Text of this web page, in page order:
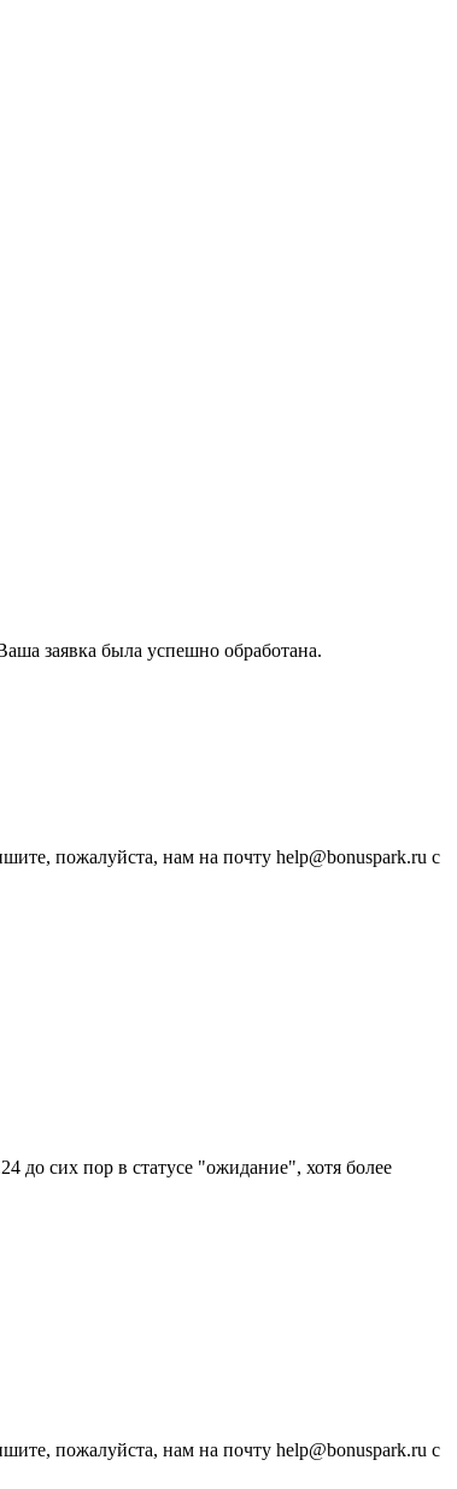
заявка была успешно обработана.
пожалуйста, нам на почту help@bonuspark.ru с
до сих пор в статусе "ожидание", хотя более
пожалуйста, нам на почту help@bonuspark.ru с